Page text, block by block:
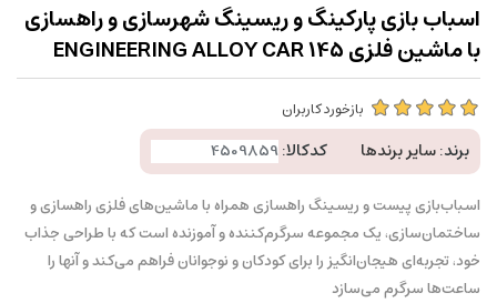
اسباب بازی پارکینگ و ریسینگ شهرسازی و راهسازی
با ماشین فلزی ENGINEERING ALLOY CAR 145
بازخورد کاربران
برند:سایر برندها کدکالا:
اسباب‌بازی پیست و ریسینگ راهسازی همراه با ماشین‌های فلزی راهسازی و
ساختمان‌سازی، یک مجموعه سرگرم‌کننده و آموزنده است که با طراحی جذاب
خود، تجربه‌ای هیجان‌انگیز را برای کودکان و نوجوانان فراهم می‌کند و آنها را
ساعت‌ها سرگرم می‌سازد